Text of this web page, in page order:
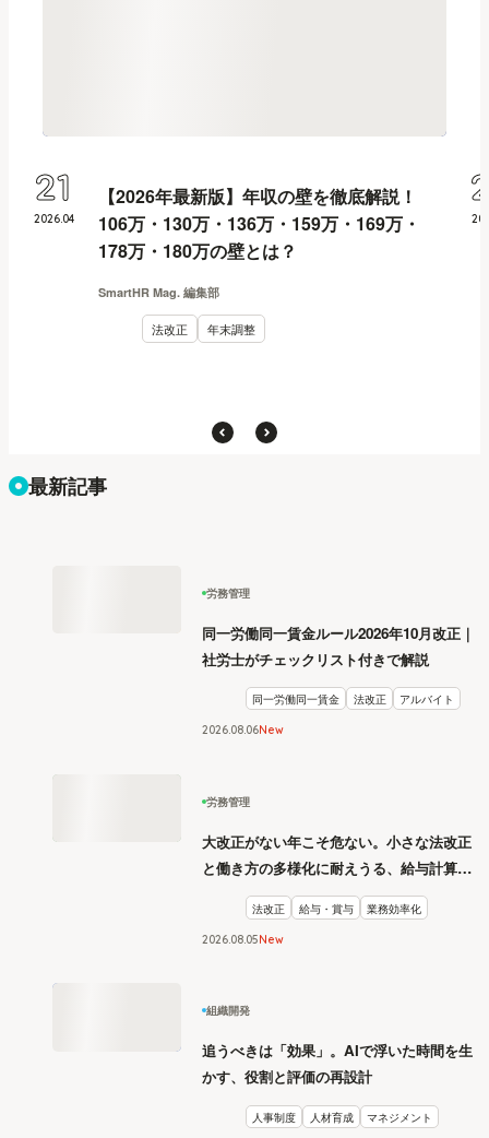
【2026年最新版】年収の壁を徹底解説！
106万・130万・136万・159万・169万・
178万・180万の壁とは？
SmartHR Mag. 編集部
法改正 年末調整
2026.04
21
最新記事
労務管理
同一労働同一賃金ルール2026年10月改正｜
社労士がチェックリスト付きで解説
同一労働同一賃金 法改正 アルバイト
2026.08 06New
労務管理
大改正がない年こそ危ない。小さな法改正
と働き方の多様化に耐えうる、給与計算と
リスク管理
法改正 給与・賞与 業務効率化
2026.08 05New
組織開発
追うべきは「効果」。AIで浮いた時間を生
かす、役割と評価の再設計
人事制度 人材育成 マネジメント